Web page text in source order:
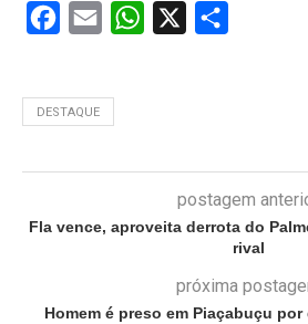
Facebook
Email WhatsApp
DESTAQUE
postagem
Fla vence, aproveita derrota do
rival
próxima
Homem é preso em Piaçabuçu